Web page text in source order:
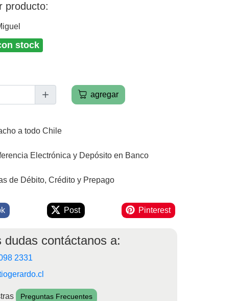
producto:
stock
agregar
a todo Chile
Electrónica y Depósito en Banco
de Débito, Crédito y Prepago
Post Pinterest
dudas contáctanos a:
2331
Preguntas Frecuentes